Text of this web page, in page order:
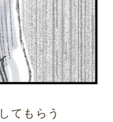
てもらう